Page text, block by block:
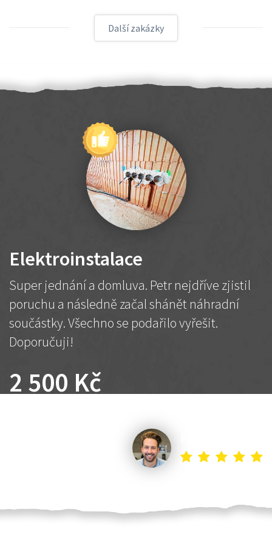
Další zakázky
Elektroinstalace
Super jednání a domluva. Petr nejdříve zjistil
poruchu a následně začal shánět náhradní
součástky. Všechno se podařilo vyřešit.
Doporučuji!
2 500 Kč